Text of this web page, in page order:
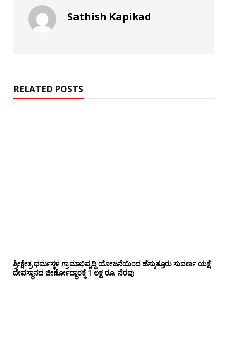
Sathish Kapikad
RELATED POSTS
ಶ್ರೀಕ್ಷೇತ್ರ ಧರ್ಮಸ್ಥಳ ಗ್ರಾಮಾಭಿವೃದ್ಧಿ ಯೋಜನೆಯಿಂದ ಹೆಸ್ಕುತ್ತೂರು ಸುವರ್ಣ ಯಕ್ಷೆ
ದೇವಸ್ಥಾನದ ಜೀರ್ಣೋದ್ಧಾರಕ್ಕೆ 1 ಲಕ್ಷ ರೂ. ನೆರವು